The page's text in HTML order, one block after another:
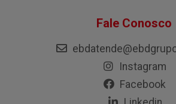
Fale Conosco
Instagram
Facebook